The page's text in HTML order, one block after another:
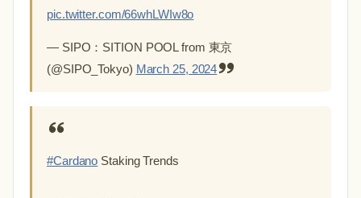
pic.twitter.com/66whLWIw8o
— SIPO：SITION POOL from 東京
(@SIPO_Tokyo) March 25, 2024
#Cardano Staking Trends